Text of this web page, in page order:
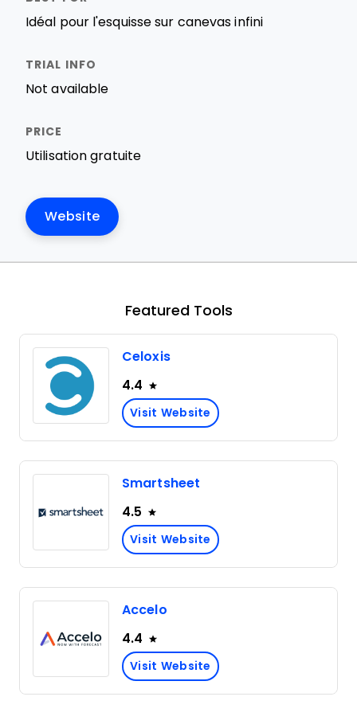
Idéal pour l'esquisse sur canevas infini
Not available
Utilisation gratuite
Website
Featured Tools
Celoxis
4.4
Visit Website
Smartsheet
4.5
Visit Website
Accelo
4.4
Visit Website